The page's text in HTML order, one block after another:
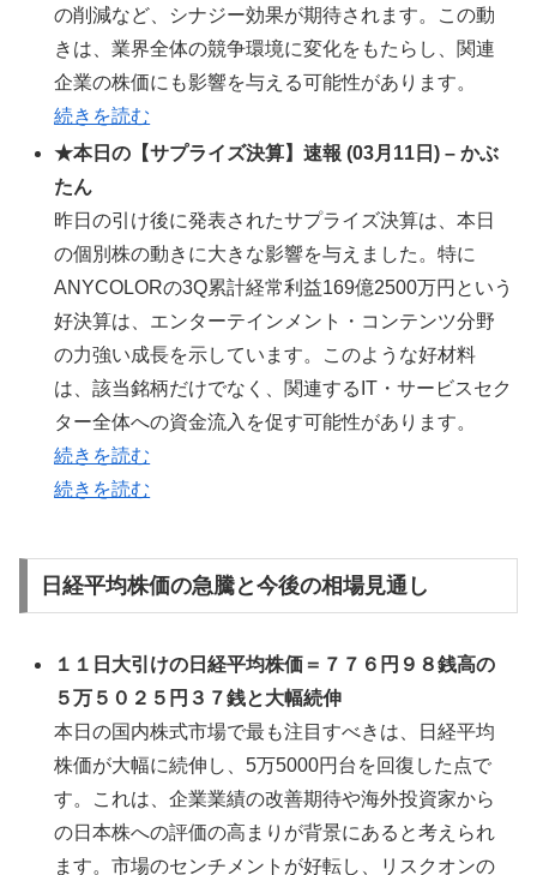
の削減など、シナジー効果が期待されます。この動
きは、業界全体の競争環境に変化をもたらし、関連
企業の株価にも影響を与える可能性があります。
続きを読む
★本日の【サプライズ決算】速報 (03月11日) – かぶ
たん
昨日の引け後に発表されたサプライズ決算は、本日
の個別株の動きに大きな影響を与えました。特に
ANYCOLORの3Q累計経常利益169億2500万円という
好決算は、エンターテインメント・コンテンツ分野
の力強い成長を示しています。このような好材料
は、該当銘柄だけでなく、関連するIT・サービスセク
ター全体への資金流入を促す可能性があります。
続きを読む
続きを読む
日経平均株価の急騰と今後の相場見通し
１１日大引けの日経平均株価＝７７６円９８銭高の
５万５０２５円３７銭と大幅続伸
本日の国内株式市場で最も注目すべきは、日経平均
株価が大幅に続伸し、5万5000円台を回復した点で
す。これは、企業業績の改善期待や海外投資家から
の日本株への評価の高まりが背景にあると考えられ
ます。市場のセンチメントが好転し、リスクオンの